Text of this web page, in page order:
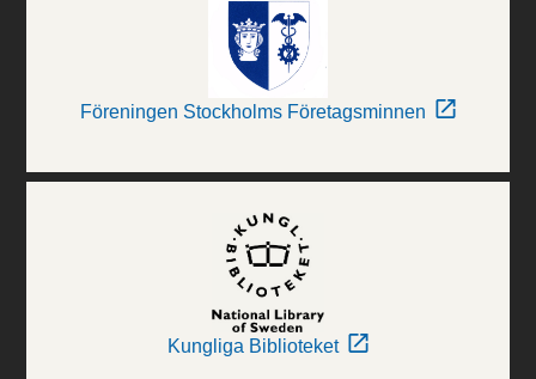
Föreningen Stockholms Företagsminnen
Kungliga Biblioteket